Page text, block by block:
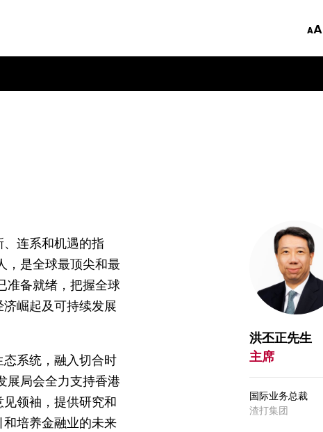
AA
连系和机遇的指
，是全球最顶尖和最
准备就绪，把握全球
崛起及可持续发展
系统，融入切合时
展局会全力支持香港
领袖，提供研究和
培养金融业的未来
洪丕正先生
主席
国际业务总裁
渣打集团